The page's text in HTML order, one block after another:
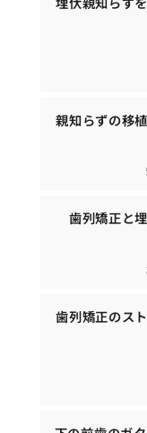
親知らずの移
歯列矯正と
歯列矯正のス